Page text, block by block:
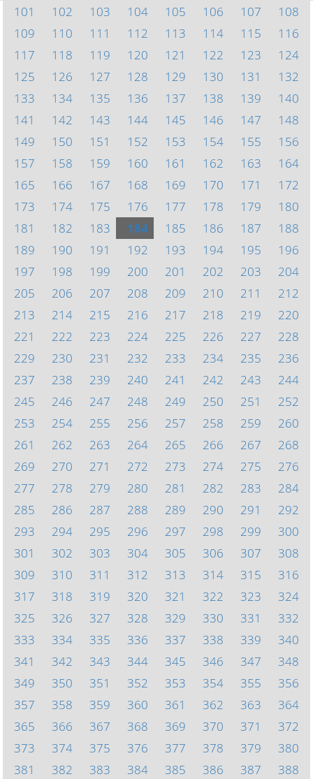
101
102 103 104 105 106 107
108
109
110 111 112 113 114 115
116
117
118 119 120 121 122 123
124
125
126 127 128 129 130 131
132
133
134 135 136 137 138 139
140
141
142 143 144 145 146 147
148
149
150 151 152 153 154 155
156
157
158 159 160 161 162 163
164
165
166 167 168 169 170 171
172
173
174 175 176 177 178 179
180
181
182 183 184 185 186 187
188
189
190 191 192 193 194 195
196
197
198 199 200 201 202 203
204
205
206 207 208 209 210 211
212
213
214 215 216 217 218 219
220
221
222 223 224 225 226 227
228
229
230 231 232 233 234 235
236
237
238 239 240 241 242 243
244
245
246 247 248 249 250 251
252
253
254 255 256 257 258 259
260
261
262 263 264 265 266 267
268
269
270 271 272 273 274 275
276
277
278 279 280 281 282 283
284
285
286 287 288 289 290 291
292
293
294 295 296 297 298 299
300
301
302 303 304 305 306 307
308
309
310 311 312 313 314 315
316
317
318 319 320 321 322 323
324
325
326 327 328 329 330 331
332
333
334 335 336 337 338 339
340
341
342 343 344 345 346 347
348
349
350 351 352 353 354 355
356
357
358 359 360 361 362 363
364
365
366 367 368 369 370 371
372
373
374 375 376 377 378 379
380
381
382 383 384 385 386 387 388